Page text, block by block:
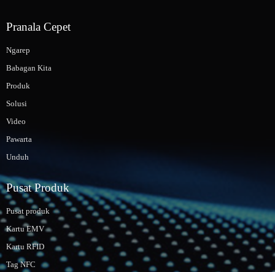
Pranala Cepet
Ngarep
Babagan Kita
Produk
Solusi
Video
Pawarta
Unduh
Pusat Produk
Pusat produk
Kartu EMV
Kartu RFID
Tag NFC